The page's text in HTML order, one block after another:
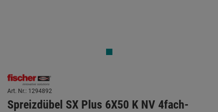
Art. Nr.: 1294892
Spreizdübel SX Plus 6X50 K NV 4fach-